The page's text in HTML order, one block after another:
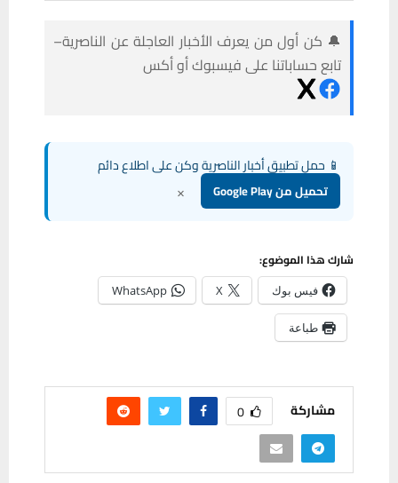
🔔 كن أول من يعرف الأخبار العاجلة عن الناصرية–
تابع حساباتنا على فيسبوك أو أكس
📱 حمل تطبيق أخبار الناصرية وكن على اطلاع دائم
تحميل من Google Play ×
شارك هذا الموضوع:
فيس بوك X
WhatsApp
طباعة
مشاركة 0